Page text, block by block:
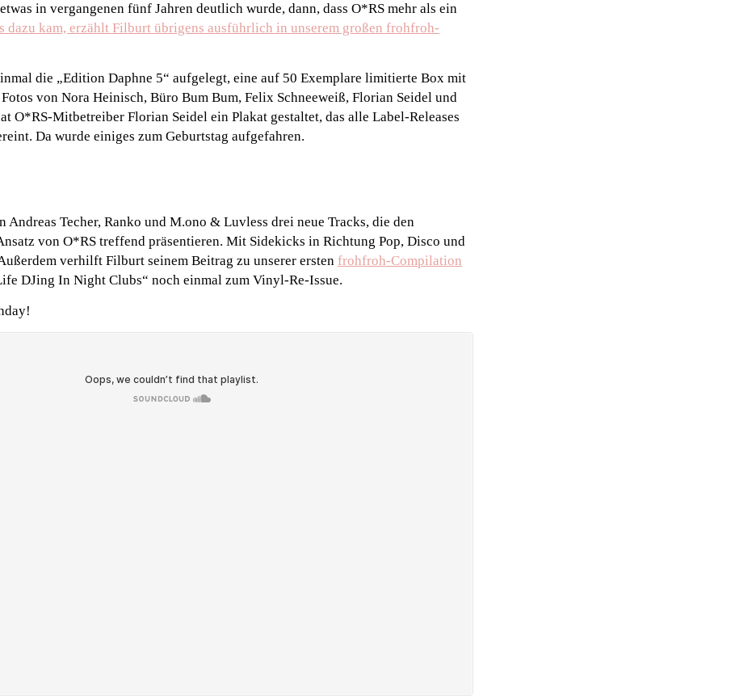
in vergangenen fünf Jahren deutlich wurde, dann, dass O*RS mehr als ein
dazu kam, erzählt Filburt übrigens ausführlich in unserem großen frohfroh-
die „Edition Daphne 5“ aufgelegt, eine auf 50 Exemplare limitierte Box mit
von Nora Heinisch, Büro Bum Bum, Felix Schneeweiß, Florian Seidel und
O*RS-Mitbetreiber Florian Seidel ein Plakat gestaltet, das alle Label-Releases
Da wurde einiges zum Geburtstag aufgefahren.
Andreas Techer, Ranko und M.ono & Luvless drei neue Tracks, die den
von O*RS treffend präsentieren. Mit Sidekicks in Richtung Pop, Disco und
verhilft Filburt seinem Beitrag zu unserer ersten frohfroh-Compilation
DJing In Night Clubs“ noch einmal zum Vinyl-Re-Issue.